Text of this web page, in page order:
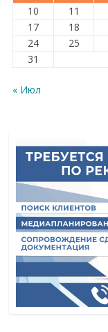
10
11
17
18
24
25
31
« Июл